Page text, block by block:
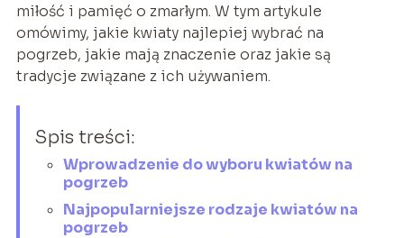
miłość i pamięć o zmarłym. W tym artykule
omówimy, jakie kwiaty najlepiej wybrać na
pogrzeb, jakie mają znaczenie oraz jakie są
tradycje związane z ich używaniem.
Spis treści:
Wprowadzenie do wyboru kwiatów na
pogrzeb
Najpopularniejsze rodzaje kwiatów na
pogrzeb